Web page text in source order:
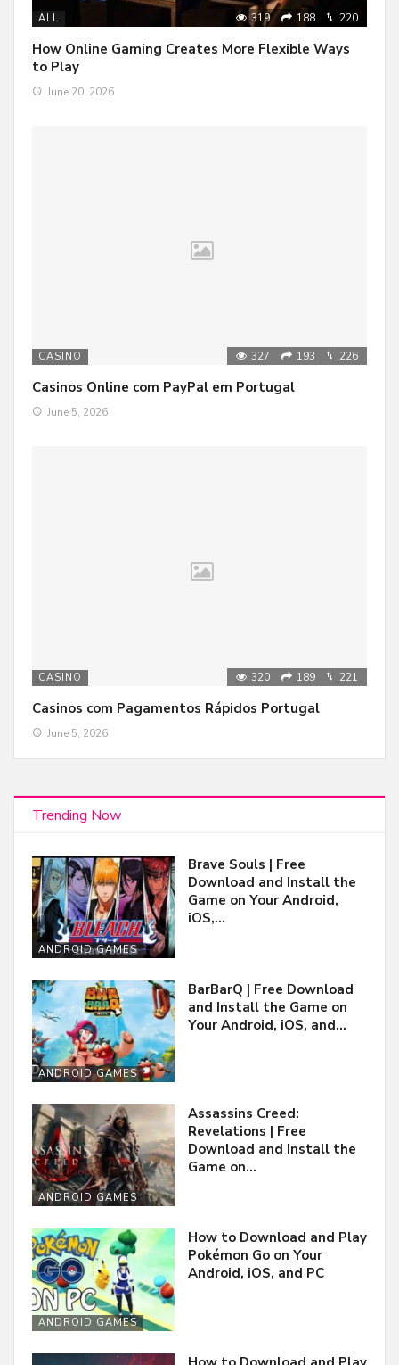
ALL 319 188 220
How Online Gaming Creates More Flexible Ways
to Play
June 20, 2026
CASINO 327 193 226
Casinos Online com PayPal em Portugal
June 5, 2026
CASINO 320 189 221
Casinos com Pagamentos Rápidos Portugal
June 5, 2026
Trending Now
ANDROID GAMES
Brave Souls | Free
Download and Install the
Game on Your Android,
iOS,…
ANDROID GAMES
BarBarQ | Free Download
and Install the Game on
Your Android, iOS, and…
ANDROID GAMES
Assassins Creed:
Revelations | Free
Download and Install the
Game on…
ANDROID GAMES
How to Download and Play
Pokémon Go on Your
Android, iOS, and PC